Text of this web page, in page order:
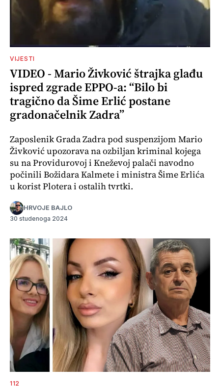
VIJESTI
VIDEO - Mario Živković štrajka glađu
ispred zgrade EPPO-a: “Bilo bi
tragično da Šime Erlić postane
gradonačelnik Zadra”
Zaposlenik Grada Zadra pod suspenzijom Mario
Živković upozorava na ozbiljan kriminal kojega
su na Providurovoj i Kneževoj palači navodno
počinili Božidara Kalmete i ministra Šime Erlića
u korist Plotera i ostalih tvrtki.
HRVOJE BAJLO
30 studenoga 2024
112